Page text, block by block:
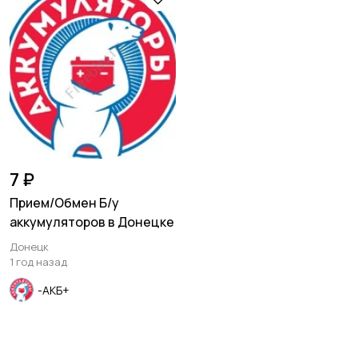
праздников
Изготовление на
заказ
Уход за животными
7 ₽
Прием/Обмен Б/у
аккумуляторов в Донецке
Донецк
1 год назад
-АКБ+